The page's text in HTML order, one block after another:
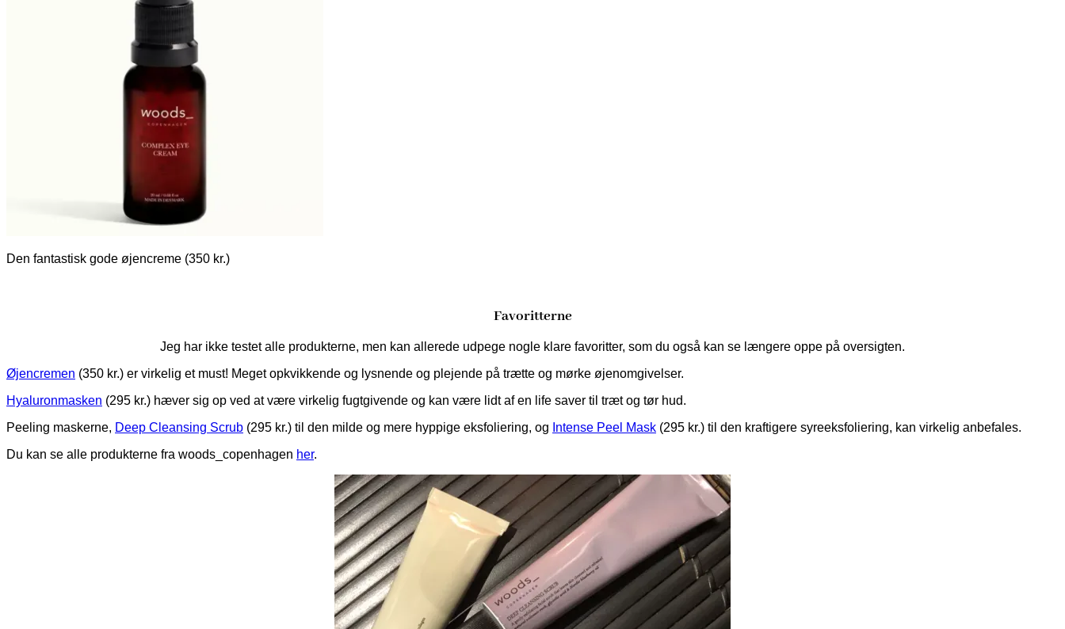
Den fantastisk gode øjencreme (350 kr.)
Favoritterne
Jeg har ikke testet alle produkterne, men kan allerede udpege nogle klare favoritter, som du også kan se længere oppe på oversigten.
Øjencremen (350 kr.) er virkelig et must! Meget opkvikkende og lysnende og plejende på trætte og mørke øjenomgivelser.
Hyaluronmasken (295 kr.) hæver sig op ved at være virkelig fugtgivende og kan være lidt af en life saver til træt og tør hud.
Peeling maskerne, Deep Cleansing Scrub (295 kr.) til den milde og mere hyppige eksfoliering, og Intense Peel Mask (295 kr.) til den kraftigere syreeksfoliering, kan virkelig anbefales.
Du kan se alle produkterne fra woods_copenhagen her.